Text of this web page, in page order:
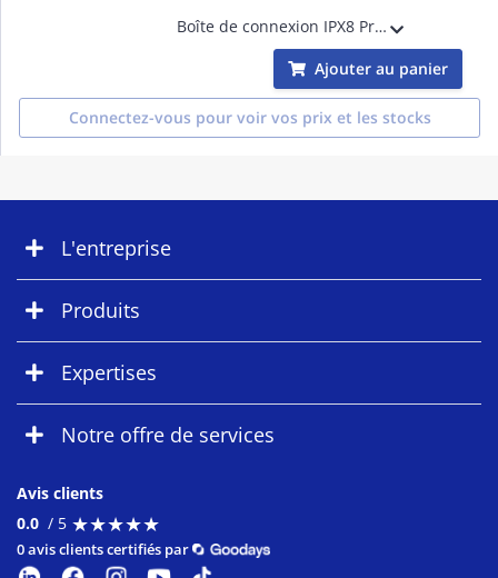
Boîte de connexion IPX8 Protec Gel Box 40 pré-remplie de gel polymérisé pour l'étanchéité rapide pour tous types de connexion : connecteurs automatiques, à leviers ou dominos. La connexion reste accessible pour une intervention ultérieure
Ajouter au panier
Connectez-vous pour voir vos prix et les stocks
L'entreprise
Produits
Expertises
Notre offre de services
Avis clients
0.0 / 5 ★★★★★
★★★★★
0 avis clients certifiés par